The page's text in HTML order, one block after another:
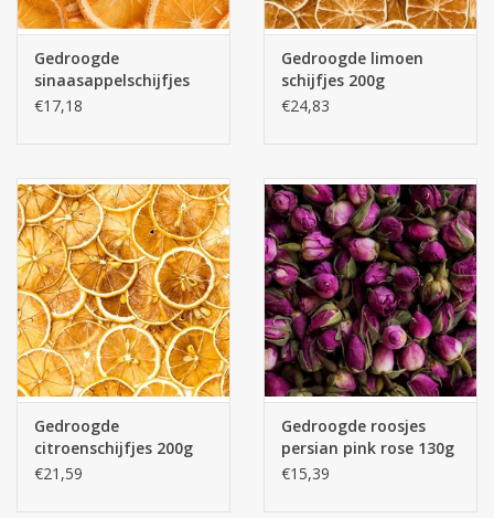
Gedroogde
sinaasappelschijfjes
200g
€17,18
Gedroogde limoen
schijfjes 200g
€24,83
Gedroogde
citroenschijfjes 200g
€21,59
Gedroogde roosjes
persian pink rose 130g
€15,39